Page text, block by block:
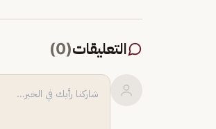
التعليقات(
0
)